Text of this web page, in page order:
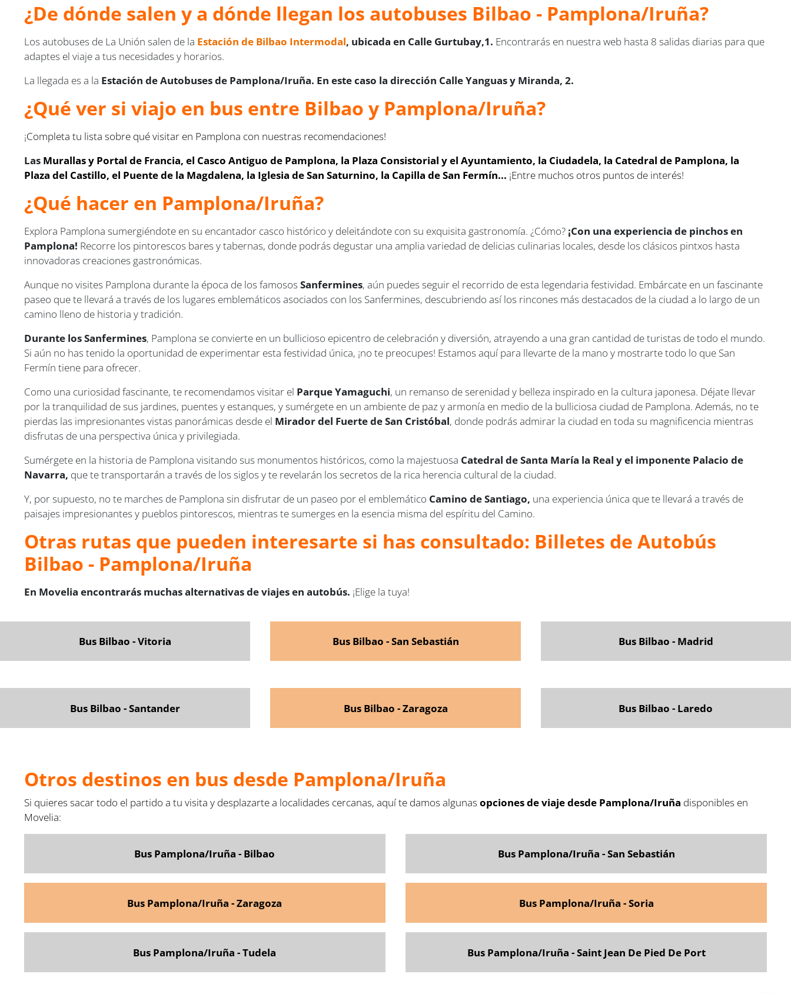
¿De dónde salen y a dónde llegan los autobuses Bilbao - Pamplona/Iruña?
Los autobuses de La Unión salen de la Estación de Bilbao Intermodal, ubicada en Calle Gurtubay,1. Encontrarás en nuestra web hasta 8 salidas diarias para que
adaptes el viaje a tus necesidades y horarios.
La llegada es a la Estación de Autobuses de Pamplona/Iruña. En este caso la dirección Calle Yanguas y Miranda, 2.
¿Qué ver si viajo en bus entre Bilbao y Pamplona/Iruña?
¡Completa tu lista sobre qué visitar en Pamplona con nuestras recomendaciones!
Las Murallas y Portal de Francia, el Casco Antiguo de Pamplona, la Plaza Consistorial y el Ayuntamiento, la Ciudadela, la Catedral de Pamplona, la
Plaza del Castillo, el Puente de la Magdalena, la Iglesia de San Saturnino, la Capilla de San Fermín... ¡Entre muchos otros puntos de interés!
¿Qué hacer en Pamplona/Iruña?
Explora Pamplona sumergiéndote en su encantador casco histórico y deleitándote con su exquisita gastronomía. ¿Cómo? ¡Con una experiencia de pinchos en
Pamplona! Recorre los pintorescos bares y tabernas, donde podrás degustar una amplia variedad de delicias culinarias locales, desde los clásicos pintxos hasta
innovadoras creaciones gastronómicas.
Aunque no visites Pamplona durante la época de los famosos Sanfermines, aún puedes seguir el recorrido de esta legendaria festividad. Embárcate en un fascinante
paseo que te llevará a través de los lugares emblemáticos asociados con los Sanfermines, descubriendo así los rincones más destacados de la ciudad a lo largo de un
camino lleno de historia y tradición.
Durante los Sanfermines, Pamplona se convierte en un bullicioso epicentro de celebración y diversión, atrayendo a una gran cantidad de turistas de todo el mundo.
Si aún no has tenido la oportunidad de experimentar esta festividad única, ¡no te preocupes! Estamos aquí para llevarte de la mano y mostrarte todo lo que San
Fermín tiene para ofrecer.
Como una curiosidad fascinante, te recomendamos visitar el Parque Yamaguchi, un remanso de serenidad y belleza inspirado en la cultura japonesa. Déjate llevar
por la tranquilidad de sus jardines, puentes y estanques, y sumérgete en un ambiente de paz y armonía en medio de la bulliciosa ciudad de Pamplona. Además, no te
pierdas las impresionantes vistas panorámicas desde el Mirador del Fuerte de San Cristóbal, donde podrás admirar la ciudad en toda su magnificencia mientras
disfrutas de una perspectiva única y privilegiada.
Sumérgete en la historia de Pamplona visitando sus monumentos históricos, como la majestuosa Catedral de Santa María la Real y el imponente Palacio de
Navarra, que te transportarán a través de los siglos y te revelarán los secretos de la rica herencia cultural de la ciudad.
Y, por supuesto, no te marches de Pamplona sin disfrutar de un paseo por el emblemático Camino de Santiago, una experiencia única que te llevará a través de
paisajes impresionantes y pueblos pintorescos, mientras te sumerges en la esencia misma del espíritu del Camino.
Otras rutas que pueden interesarte si has consultado: Billetes de Autobús
Bilbao - Pamplona/Iruña
En Movelia encontrarás muchas alternativas de viajes en autobús. ¡Elige la tuya!
Bus Bilbao - Vitoria Bus Bilbao - San Sebastián Bus Bilbao - Madrid
Bus Bilbao - Santander Bus Bilbao - Zaragoza Bus Bilbao - Laredo
Otros destinos en bus desde Pamplona/Iruña
Si quieres sacar todo el partido a tu visita y desplazarte a localidades cercanas, aquí te damos algunasopciones de viaje desde Pamplona/Iruña disponibles en
Movelia:
Bus Pamplona/Iruña - Bilbao
Bus Pamplona/Iruña - Zaragoza
Bus Pamplona/Iruña - Tudela
Bus Pamplona/Iruña - San Sebastián
Bus Pamplona/Iruña - Soria
Bus Pamplona/Iruña - Saint Jean De Pied De Port